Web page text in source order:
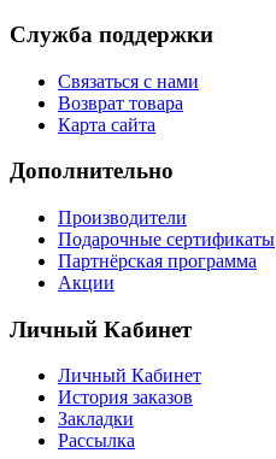
Служба поддержки
Связаться с нами
Возврат товара
Карта сайта
Дополнительно
Производители
Подарочные сертификаты
Партнёрская программа
Акции
Личный Кабинет
Личный Кабинет
История заказов
Закладки
Рассылка